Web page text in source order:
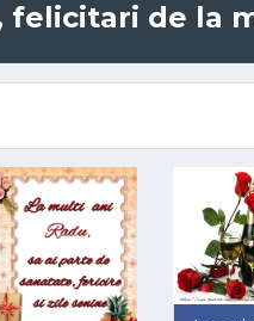
felicitari de la